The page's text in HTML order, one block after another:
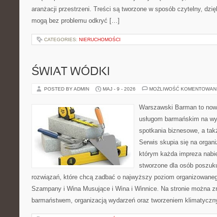
aranżacji przestrzeni. Treści są tworzone w sposób czytelny,
mogą bez problemu odkryć […]
CATEGORIES: NIERUCHOMOŚCI
ŚWIAT WÓDKI
POSTED BY ADMIN MAJ - 9 - 2026 MOŻLIWOŚĆ
Warszawski Barman to
usługom barmańskim na
spotkania biznesowe, a
Serwis skupia się na
którym każda impreza
stworzone dla osób
rozwiązań, które chcą zadbać o najwyższy poziom
Szampany i Wina Musujące i Wina i Winnice. Na stronie można
barmaństwem, organizacją wydarzeń oraz tworzeniem